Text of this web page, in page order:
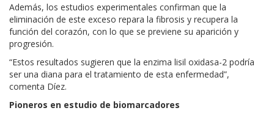
Además, los estudios experimentales confirman que la
eliminación de este exceso repara la fibrosis y recupera la
función del corazón, con lo que se previene su aparición y
progresión.
“Estos resultados sugieren que la enzima lisil oxidasa-2 podría
ser una diana para el tratamiento de esta enfermedad”,
comenta Díez.
Pioneros en estudio de biomarcadores